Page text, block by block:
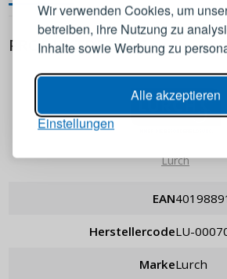
Wir verwenden Cookies, um
betreiben, ihre Nutzung zu
Inhalte sowie Werbung zu
Alle akzeptieren
Einstellungen
PRODUKTDETAILS
Lurch
EAN
Herstellercode LU-
Marke Lurch
E-Mail-Adresse